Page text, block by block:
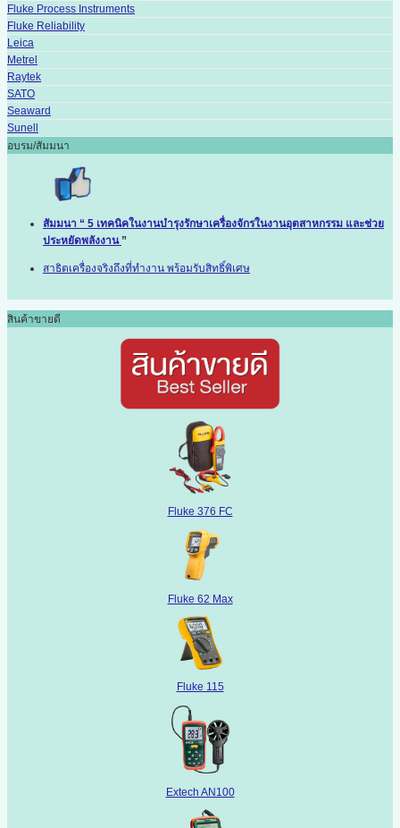
Fluke Process Instruments
Fluke Reliability
Leica
Metrel
Raytek
SATO
Seaward
Sunell
อบรม/สัมมนา
สัมมนา “ 5 เทคนิคในงานบำรุงรักษาเครื่องจักรในงานอุตสาหกรรม และช่วย
ประหยัดพลังงาน ”
สาธิตเครื่องจริงถึงที่ทำงาน พร้อมรับสิทธิ์พิเศษ
สินค้าขายดี
Fluke 376 FC
Fluke 62 Max
Fluke 115
Extech AN100